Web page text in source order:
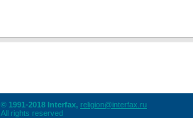
© 1991-2018 Interfax, religion@interfax.ru
All rights reserved